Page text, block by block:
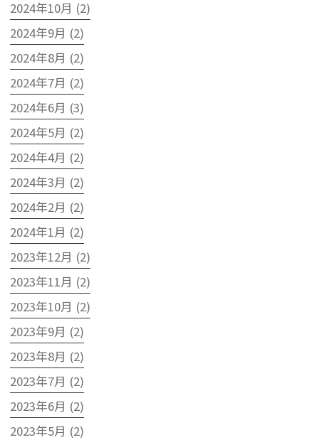
2024年10月 (2)
2024年9月 (2)
2024年8月 (2)
2024年7月 (2)
2024年6月 (3)
2024年5月 (2)
2024年4月 (2)
2024年3月 (2)
2024年2月 (2)
2024年1月 (2)
2023年12月 (2)
2023年11月 (2)
2023年10月 (2)
2023年9月 (2)
2023年8月 (2)
2023年7月 (2)
2023年6月 (2)
2023年5月 (2)